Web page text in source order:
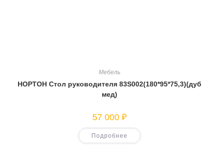
Мебель
НОРТОН Стол руководителя 83S002(180*95*75,3)(дуб
мед)
57 000 ₽
Подробнее